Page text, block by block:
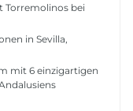
Torremolinos bei
in Sevilla,
mit 6 einzigartigen